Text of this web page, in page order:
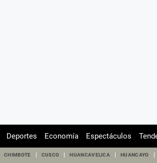
Deportes Economía Espectáculos
CHIMBOTE CUSCO HUANCAVELICA HUANCAYO